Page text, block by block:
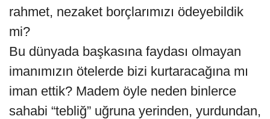
rahmet, nezaket borçlarımızı ödeyebildik
mi?
Bu dünyada başkasına faydası olmayan
imanımızın ötelerde bizi kurtaracağına mı
iman ettik? Madem öyle neden binlerce
sahabi “tebliğ” uğruna yerinden, yurdundan,